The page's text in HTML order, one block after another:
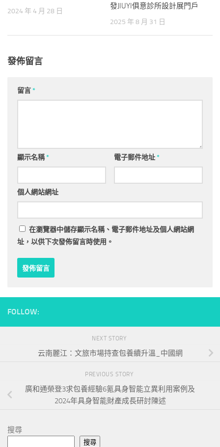
2024 年 4 月 28 日
發JIUYI俱意診所設計展門戶
2025 年 8 月 31 日
發佈留言
留言*
顯示名稱* 電子郵件地址*
個人網站網址
在瀏覽器中儲存顯示名稱、電子郵件地址及個人網站網
址，以供下次發佈留言時使用。
FOLLOW:
NEXT STORY
云南麗江：文旅市場持查包養續升溫_中國網
PREVIOUS STORY
廣和通榮登3求包養經驗6氪具身智能立異利用案例及
2024年具身智能財產成長研討陳述
搜尋
搜尋